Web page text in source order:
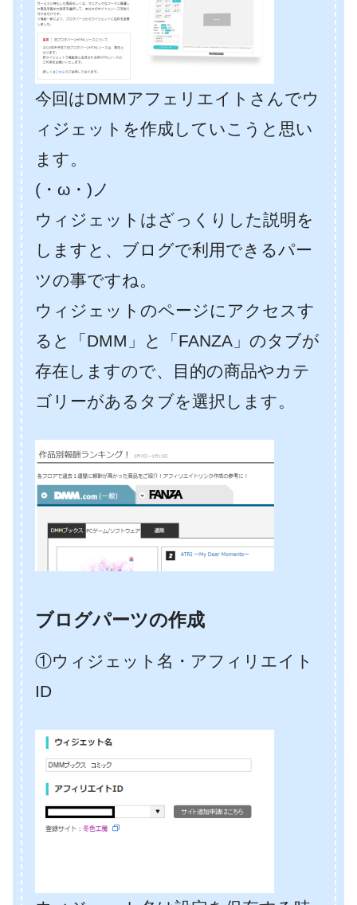
今回はDMMアフェリエイトさんでウ
ィジェットを作成していこうと思い
ます。
(・ω・)ノ
ウィジェットはざっくりした説明を
しますと、ブログで利用できるパー
ツの事ですね。
ウィジェットのページにアクセスす
ると「DMM」と「FANZA」のタブが
存在しますので、目的の商品やカテ
ゴリーがあるタブを選択します。
ブログパーツの作成
①ウィジェット名・アフィリエイト
ID